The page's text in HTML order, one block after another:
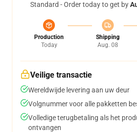
Standard - Order today to get by
Production
Today
Shipping
Aug. 08
Veilige transactie
Wereldwijde levering aan uw deur
Volgnummer voor alle pakketten
Volledige terugbetaling als het
ontvangen